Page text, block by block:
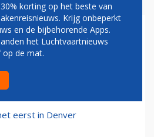
rijdt man dood op
eerst in Denver
korting op het beste van
Krijg onbeperkt
en de bijbehorende Apps.
het Luchtvaartnieuws
op de mat.